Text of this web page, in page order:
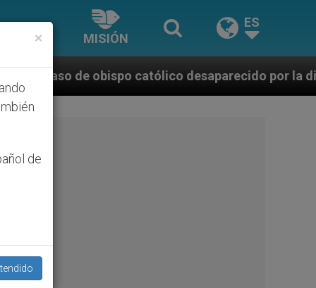
MISIÓN
ES
desaparecido por la dictadura nicaragüense
×
de